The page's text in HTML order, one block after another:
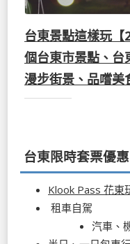
台東景點這樣玩【
個台東市景點、台
漫步街景、品嚐美
台東限時套票優惠
Klook Pass 花東
租車自駕
汽車、